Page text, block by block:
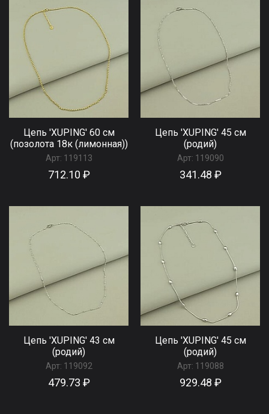
Цепь 'XUPING' 60 см
(позолота 18к (лимонная))
Арт: 119113
712.10 ₽
Цепь 'XUPING' 45 см
(родий)
Арт: 119090
341.48 ₽
Цепь 'XUPING' 43 см
(родий)
Арт: 119092
479.73 ₽
Цепь 'XUPING' 45 см
(родий)
Арт: 119088
929.48 ₽